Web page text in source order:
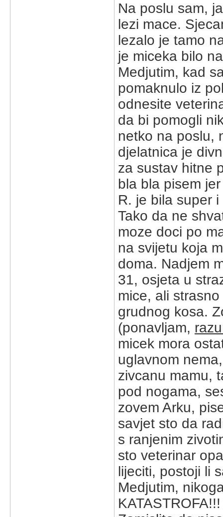
Na poslu sam,
lezi mace.
lezalo je tamo
je miceka bilo
Medjutim, kad
pomaknulo iz
odnesite
da bi pomogli
netko na poslu,
djelatnica je
za sustav hitne
bla bla pisem
R. je bila super
Tako da ne
moze doci po
na svijetu koja
doma. Nadjem
31, osjeta u
mice, ali
grudnog kosa.
(ponavljam,
micek mora
uglavnom
zivcanu mamu,
pod nogama,
zovem Arku,
savjet sto da
s ranjenim
sto veterinar
lijeciti, postoji li
Medjutim,
KATASTROFA!!!